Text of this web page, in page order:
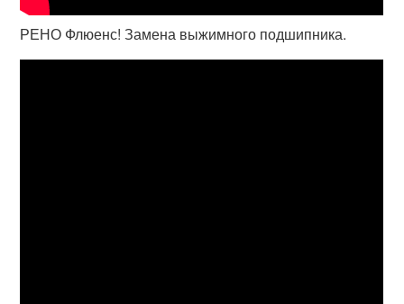
РЕНО Флюенс! Замена выжимного подшипника.